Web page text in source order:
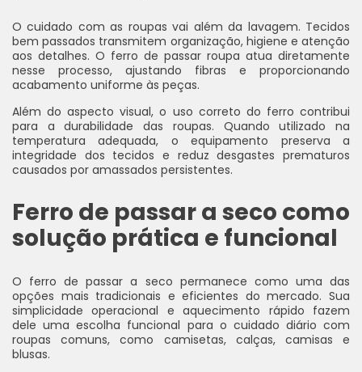
O cuidado com as roupas vai além da lavagem. Tecidos
bem passados transmitem organização, higiene e atenção
aos detalhes. O ferro de passar roupa atua diretamente
nesse processo, ajustando fibras e proporcionando
acabamento uniforme às peças.
Além do aspecto visual, o uso correto do ferro contribui
para a durabilidade das roupas. Quando utilizado na
temperatura adequada, o equipamento preserva a
integridade dos tecidos e reduz desgastes prematuros
causados por amassados persistentes.
Ferro de passar a seco como
solução prática e funcional
O ferro de passar a seco permanece como uma das
opções mais tradicionais e eficientes do mercado. Sua
simplicidade operacional e aquecimento rápido fazem
dele uma escolha funcional para o cuidado diário com
roupas comuns, como camisetas, calças, camisas e
blusas.